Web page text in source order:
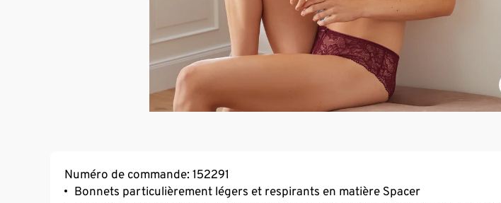
Numéro de commande: 152291
Bonnets particulièrement légers et respirants en matière Spacer